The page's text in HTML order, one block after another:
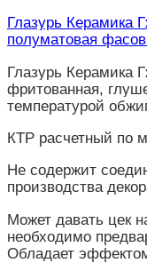
Глазурь Керамика
полуматовая
Глазурь
фритованная,
температурой
КТР расчетный по
Не содержит
производства
Может давать цек
необходимо
Обладает